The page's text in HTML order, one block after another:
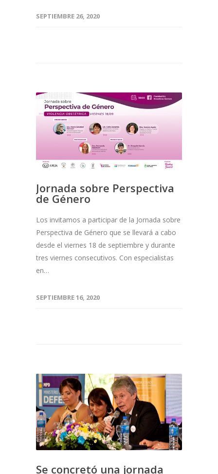
SEPTIEMBRE 26, 2020
Jornada sobre Perspectiva
de Género
Los invitamos a participar de la Jornada sobre
Perspectiva de Género que se llevará a cabo
desde el viernes 18 de septiembre y durante
tres viernes consecutivos. Con especialistas
en…
SEPTIEMBRE 16, 2020
Se concretó una jornada